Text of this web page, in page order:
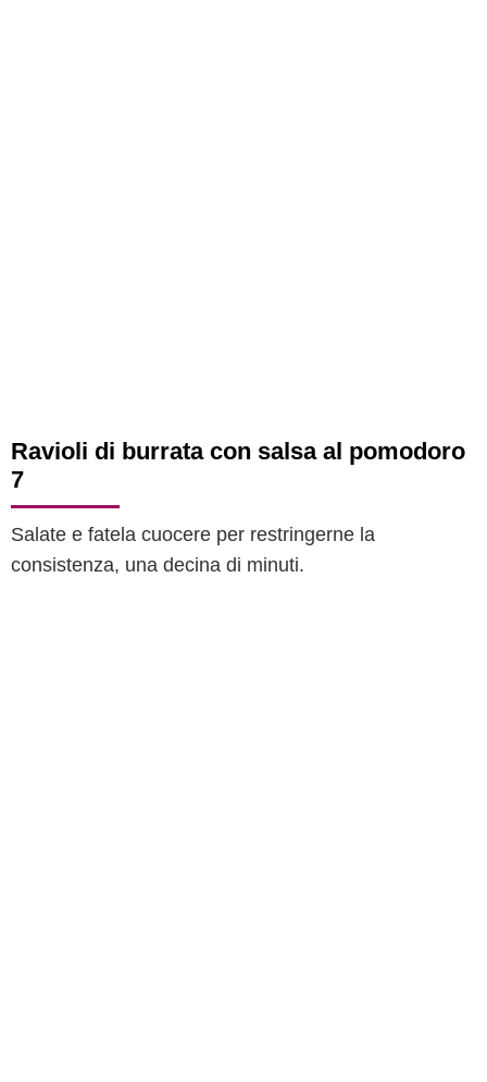
Ravioli di burrata con salsa al pomodoro
7
Salate e fatela cuocere per restringerne la
consistenza, una decina di minuti.